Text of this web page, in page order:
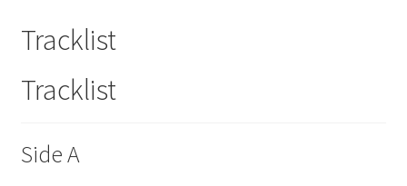
Tracklist
Tracklist
Side A